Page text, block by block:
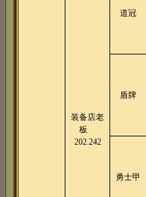
装备店老
板
202.242
道冠
盾牌
勇士甲